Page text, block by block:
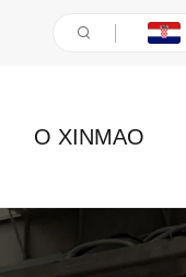
O XINMAO